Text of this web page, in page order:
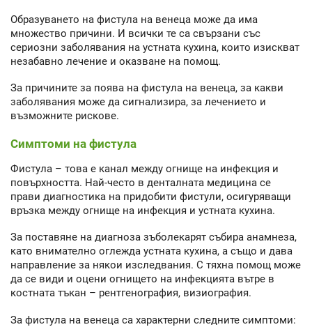
Образуването на фистула на венеца може да има
множество причини. И всички те са свързани със
сериозни заболявания на устната кухина, които изискват
незабавно лечение и оказване на помощ.
За причините за поява на фистула на венеца, за какви
заболявания може да сигнализира, за лечението и
възможните рискове.
Симптоми на фистула
Фистула – това е канал между огнище на инфекция и
повърхността. Най-често в денталната медицина се
прави диагностика на придобити фистули, осигуряващи
връзка между огнище на инфекция и устната кухина.
За поставяне на диагноза зъболекарят събира анамнеза,
като внимателно оглежда устната кухина, а също и дава
направление за някои изследвания. С тяхна помощ може
да се види и оцени огнището на инфекцията вътре в
костната тъкан – рентгенография, визиография.
За фистула на венеца са характерни следните симптоми: